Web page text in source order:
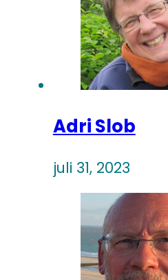
Adri Slob
juli 31, 2023